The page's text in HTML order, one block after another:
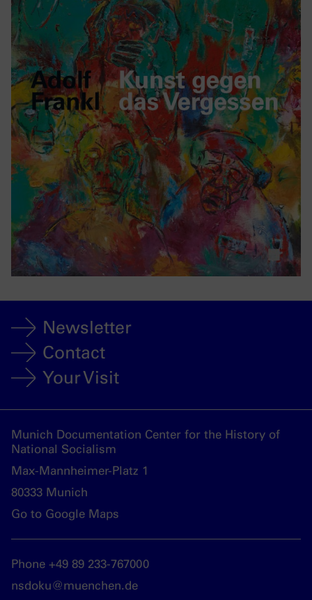
Newsletter
Contact
Your Visit
Munich Documentation Center for the History of
National Socialism
Max-Mannheimer-Platz 1
80333 Munich
Go to Google Maps
Phone +49 89 233-767000
nsdoku@muenchen.de